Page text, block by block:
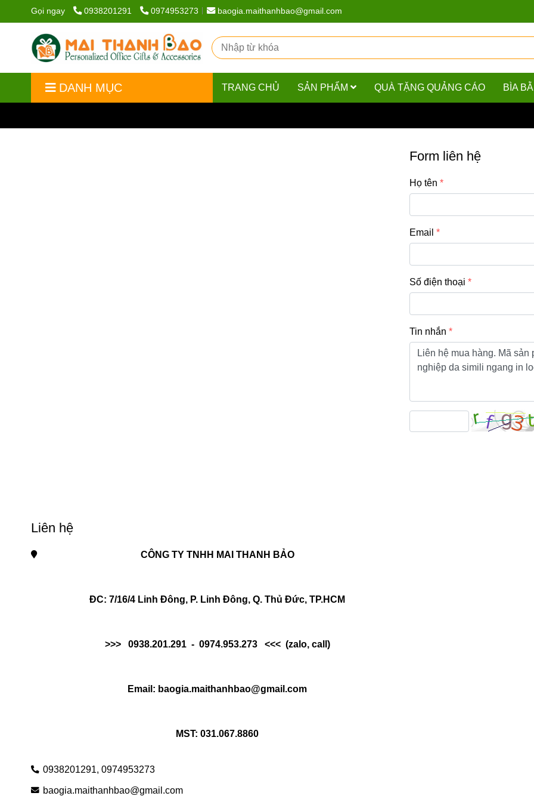
Gọi ngay 0938201291 0974953273 baogia.maithanhbao@gmail.com
DANH MỤC TRANG CHỦ SẢN PHẨM QUÀ TẶNG QUẢNG CÁO BÌA
Liên hệ
CÔNG TY TNHH MAI THANH BẢO
ĐC: 7/16/4 Linh Đông, P. Linh Đông, Q. Thủ Đức, TP.HCM
>>>   0938.201.291  -  0974.953.273   <<<  (zalo, call)
Email: baogia.maithanhbao@gmail.com
MST: 031.067.8860
0938201291, 0974953273
baogia.maithanhbao@gmail.com
Form liên hệ
Họ tên
Email
Số điện thoại
Tin nhắn